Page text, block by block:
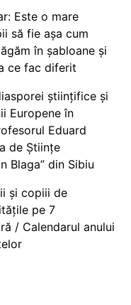
Este o mare
să fie așa cum
în șabloane și
ce fac diferit
științifice și
Europene în
Eduard
de Științe
Blaga” din Sibiu
și copiii de
pe 7
/ Calendarul anului